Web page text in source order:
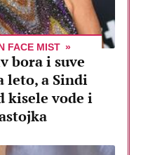
FACE MIST
bora i suve
leto, a Sindi
kisele vode i